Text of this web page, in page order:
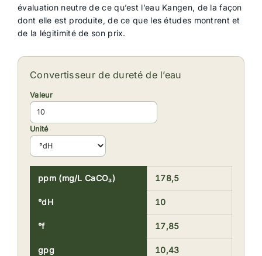
évaluation neutre de ce qu’est l’eau Kangen, de la façon
dont elle est produite, de ce que les études montrent et
de la légitimité de son prix.
Convertisseur de dureté de l’eau
Valeur
Unité
ppm (mg/L CaCO₃) 178,5
°dH 10
°f 17,85
gpg 10,43